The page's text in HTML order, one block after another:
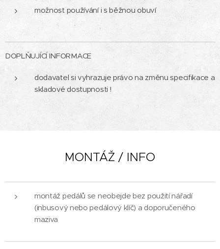
možnost používání i s běžnou obuví
DOPLŇUJÍCÍ INFORMACE
dodavatel si vyhrazuje právo na změnu specifikace a
skladové dostupnosti !
MONTÁŽ / INFO
montáž pedálů se neobejde bez použití nářadí
(inbusový nebo pedálový klíč) a doporučeného
maziva